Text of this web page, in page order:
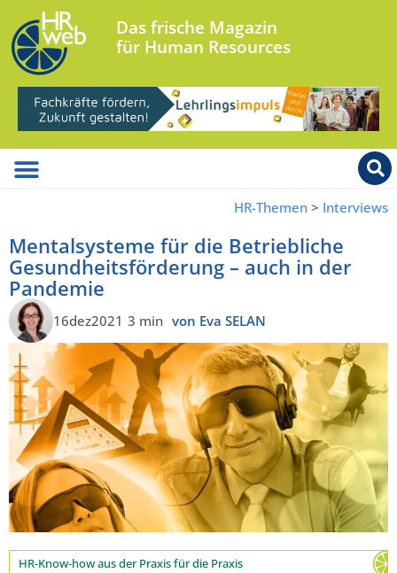
Das frische Magazin
für Human Resources
HR-Themen > Interviews
Mentalsysteme für die Betriebliche
Gesundheitsförderung – auch in der
Pandemie
16dez2021 3 min von Eva SELAN
HR-Know-how aus der Praxis für die Praxis